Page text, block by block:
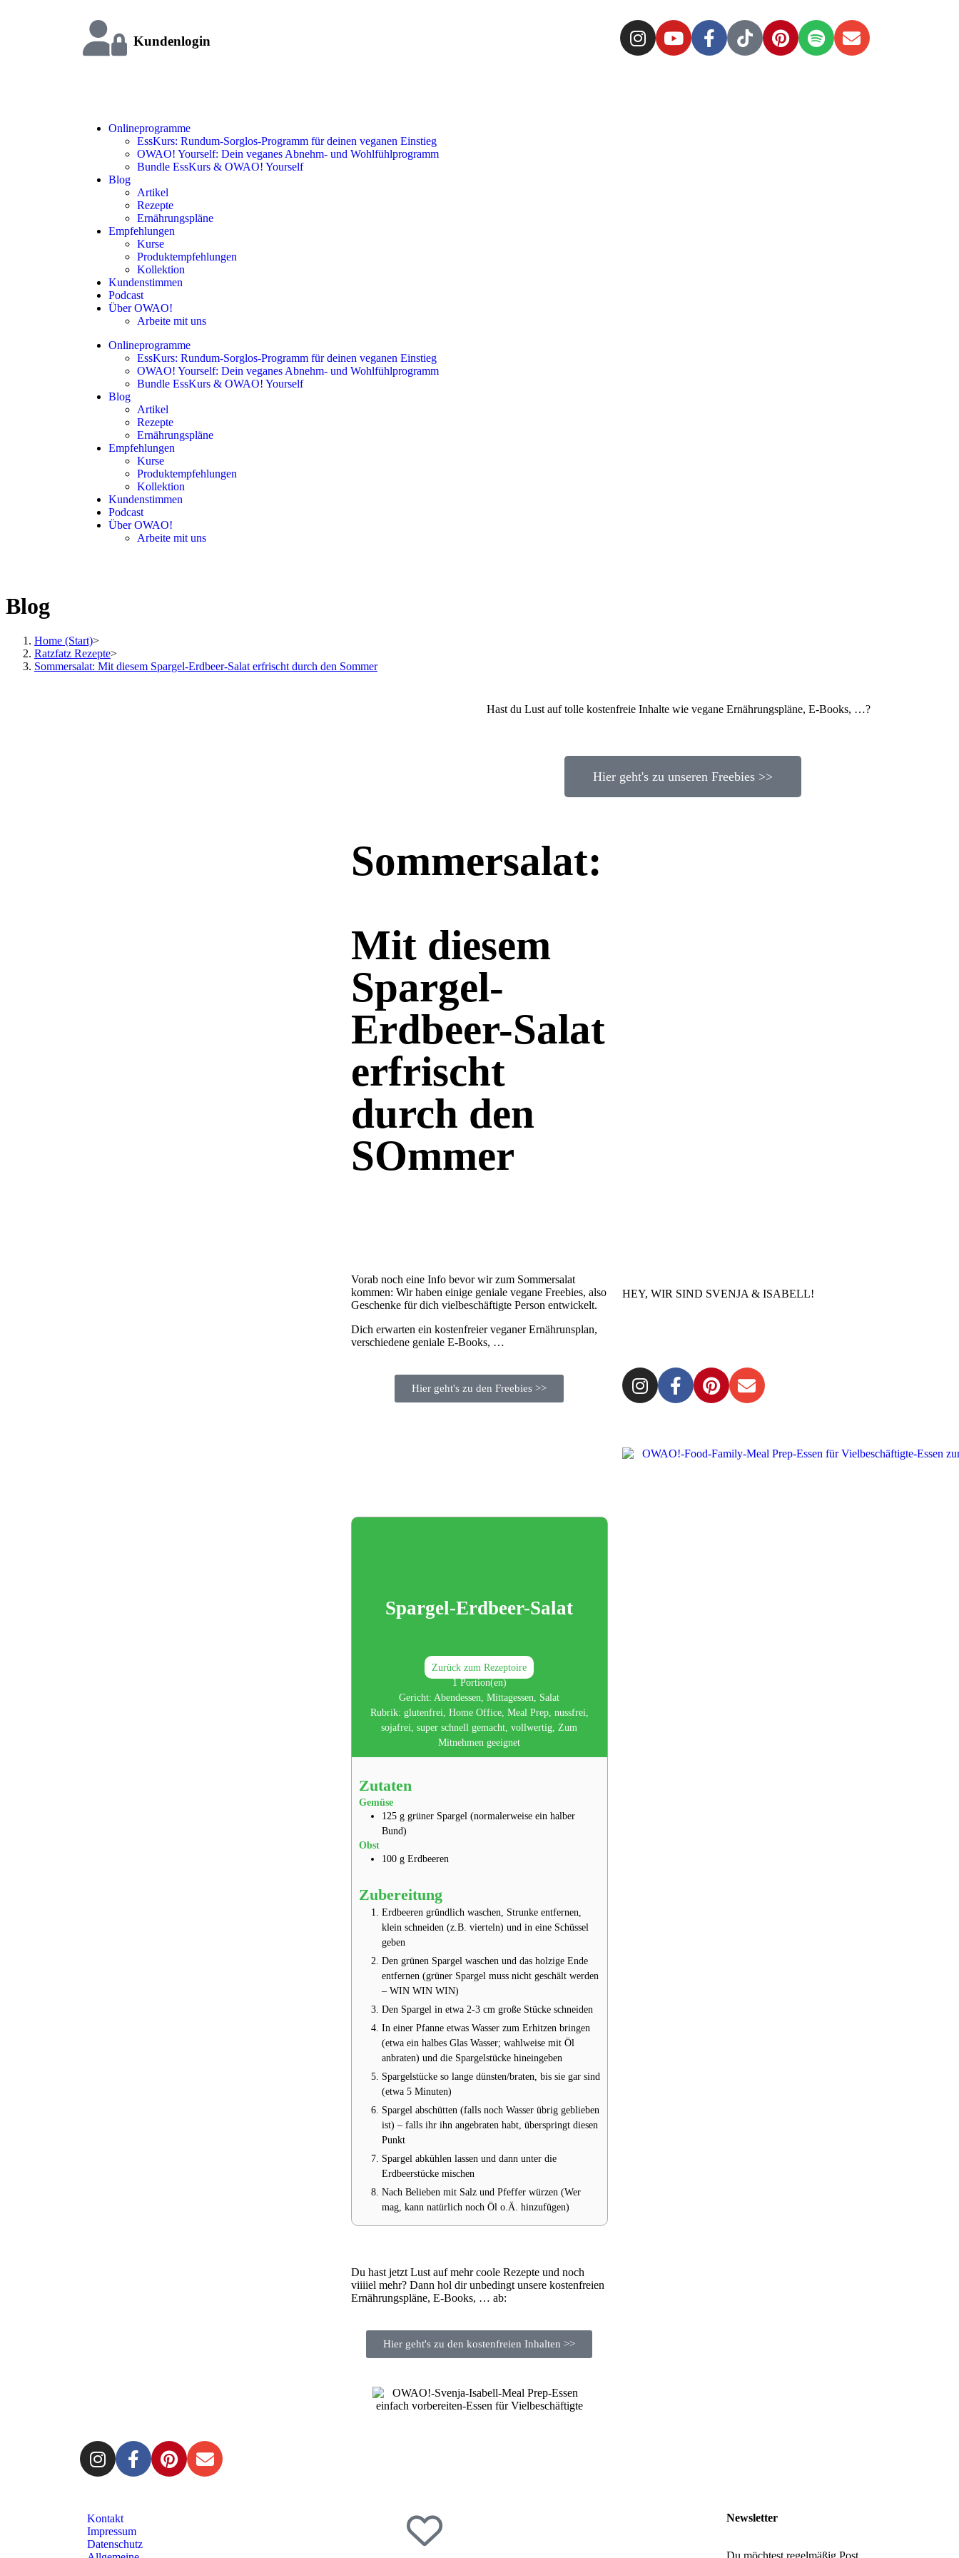
Kundenlogin
Onlineprogramme
EssKurs: Rundum-Sorglos-Programm für deinen veganen Einstieg
OWAO! Yourself: Dein veganes Abnehm- und Wohlfühlprogramm
Bundle EssKurs & OWAO! Yourself
Blog
Artikel
Rezepte
Ernährungspläne
Empfehlungen
Kurse
Produktempfehlungen
Kollektion
Kundenstimmen
Podcast
Über OWAO!
Arbeite mit uns
Onlineprogramme
EssKurs: Rundum-Sorglos-Programm für deinen veganen Einstieg
OWAO! Yourself: Dein veganes Abnehm- und Wohlfühlprogramm
Bundle EssKurs & OWAO! Yourself
Blog
Artikel
Rezepte
Ernährungspläne
Empfehlungen
Kurse
Produktempfehlungen
Kollektion
Kundenstimmen
Podcast
Über OWAO!
Arbeite mit uns
Blog
Home (Start)>
Ratzfatz Rezepte>
Sommersalat: Mit diesem Spargel-Erdbeer-Salat erfrischt durch den Sommer
Hast du Lust auf tolle kostenfreie Inhalte wie vegane Ernährungspläne, E-Books, …?
Hier geht's zu unseren Freebies >>
Sommersalat:
Mit diesem
Spargel-
Erdbeer-Salat
erfrischt
durch den
SOmmer
Vorab noch eine Info bevor wir zum Sommersalat
kommen: Wir haben einige geniale vegane Freebies, also
Geschenke für dich vielbeschäftigte Person entwickelt.
Dich erwarten ein kostenfreier veganer Ernährunsplan,
verschiedene geniale E-Books, …
Hier geht's zu den Freebies >>
Spargel-Erdbeer-Salat
Zurück zum Rezeptoire
1 Portion(en)
Gericht:Abendessen, Mittagessen, Salat
Rubrik: glutenfrei, Home Office, Meal Prep, nussfrei,
sojafrei, super schnell gemacht, vollwertig, Zum
Mitnehmen geeignet
Zutaten
Gemüse
125 g grüner Spargel (normalerweise ein halber
Bund)
Obst
100 g Erdbeeren
Zubereitung
Erdbeeren gründlich waschen, Strunke entfernen,
klein schneiden (z.B. vierteln) und in eine Schüssel
geben
Den grünen Spargel waschen und das holzige Ende
entfernen (grüner Spargel muss nicht geschält werden
– WIN WIN WIN)
Den Spargel in etwa 2-3 cm große Stücke schneiden
In einer Pfanne etwas Wasser zum Erhitzen bringen
(etwa ein halbes Glas Wasser; wahlweise mit Öl
anbraten) und die Spargelstücke hineingeben
Spargelstücke so lange dünsten/braten, bis sie gar sind
(etwa 5 Minuten)
Spargel abschütten (falls noch Wasser übrig geblieben
ist) – falls ihr ihn angebraten habt, überspringt diesen
Punkt
Spargel abkühlen lassen und dann unter die
Erdbeerstücke mischen
Nach Belieben mit Salz und Pfeffer würzen (Wer
mag, kann natürlich noch Öl o.Ä. hinzufügen)
Du hast jetzt Lust auf mehr coole Rezepte und noch
viiiiel mehr? Dann hol dir unbedingt unsere kostenfreien
Ernährungspläne, E-Books, … ab:
Hier geht's zu den kostenfreien Inhalten >>
HEY, WIR SIND SVENJA & ISABELL!
Kontakt
Impressum
Datenschutz
Newsletter